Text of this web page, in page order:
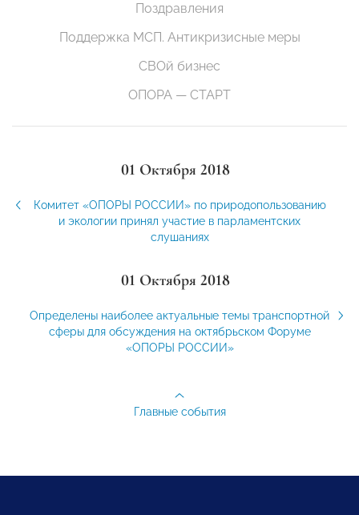
Поздравления
Поддержка МСП. Антикризисные меры
СВОй бизнес
ОПОРА — СТАРТ
01 Октября 2018
Комитет «ОПОРЫ РОССИИ» по природопользованию
и экологии принял участие в парламентских
слушаниях
01 Октября 2018
Определены наиболее актуальные темы транспортной
сферы для обсуждения на октябрьском Форуме
«ОПОРЫ РОССИИ»
Главные события